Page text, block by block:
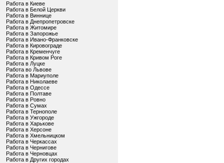
Работа в Киеве
Работа в Белой Церкви
Работа в Виннице
Работа в Днепропетровске
Работа в Житомире
Работа в Запорожье
Работа в Ивано-Франковске
Работа в Кировограде
Работа в Кременчуге
Работа в Кривом Роге
Работа в Луцке
Работа во Львове
Работа в Мариуполе
Работа в Николаеве
Работа в Одессе
Работа в Полтаве
Работа в Ровно
Работа в Сумах
Работа в Тернополе
Работа в Ужгороде
Работа в Харькове
Работа в Херсоне
Работа в Хмельницком
Работа в Черкассах
Работа в Чернигове
Работа в Черновцах
Работа в Других городах